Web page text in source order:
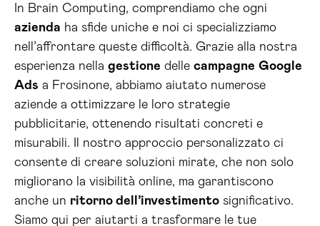
In Brain Computing, comprendiamo che ogni
azienda ha sfide uniche e noi ci specializziamo
nell’affrontare queste difficoltà. Grazie alla nostra
esperienza nella gestione delle campagne Google
Ads a Frosinone, abbiamo aiutato numerose
aziende a ottimizzare le loro strategie
pubblicitarie, ottenendo risultati concreti e
misurabili. Il nostro approccio personalizzato ci
consente di creare soluzioni mirate, che non solo
migliorano la visibilità online, ma garantiscono
anche un ritorno dell’investimento significativo.
Siamo qui per aiutarti a trasformare le tue